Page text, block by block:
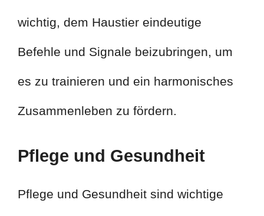
wichtig, dem Haustier eindeutige
Befehle und Signale beizubringen, um
es zu trainieren und ein harmonisches
Zusammenleben zu fördern.
Pflege und Gesundheit
Pflege und Gesundheit sind wichtige